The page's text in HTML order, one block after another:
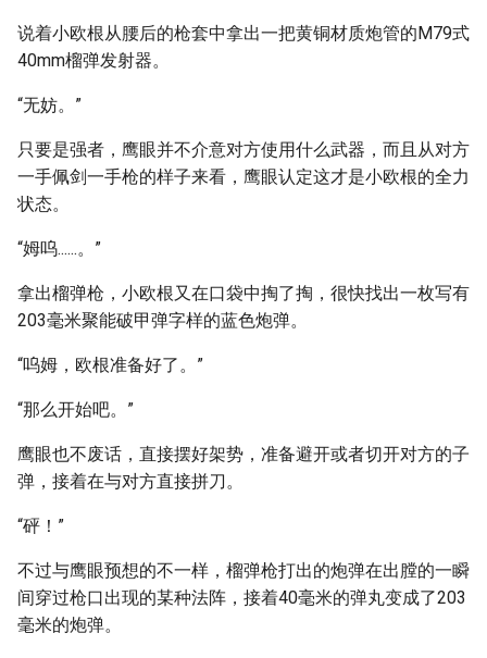
说着小欧根从腰后的枪套中拿出一把黄铜材质炮管的M79式
40mm榴弹发射器。
“无妨。”
只要是强者，鹰眼并不介意对方使用什么武器，而且从对方
一手佩剑一手枪的样子来看，鹰眼认定这才是小欧根的全力
状态。
“姆呜......。”
拿出榴弹枪，小欧根又在口袋中掏了掏，很快找出一枚写有
203毫米聚能破甲弹字样的蓝色炮弹。
“呜姆，欧根准备好了。”
“那么开始吧。”
鹰眼也不废话，直接摆好架势，准备避开或者切开对方的子
弹，接着在与对方直接拼刀。
“砰！”
不过与鹰眼预想的不一样，榴弹枪打出的炮弹在出膛的一瞬
间穿过枪口出现的某种法阵，接着40毫米的弹丸变成了203
毫米的炮弹。